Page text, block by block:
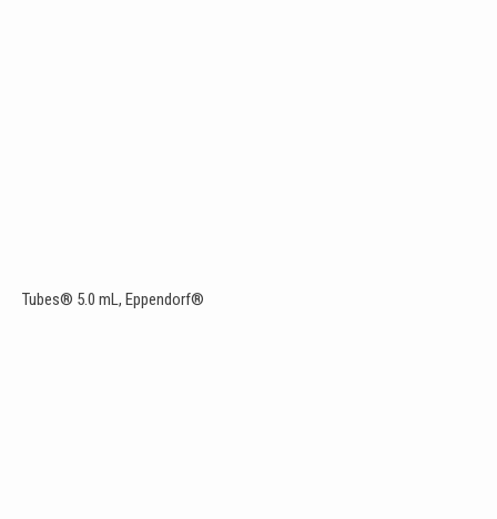
Tubes® 5.0 mL, Eppendorf®